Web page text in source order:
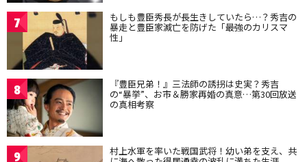
7 もしも豊臣秀長が長生きしていたら…？秀吉の
暴走と豊臣家滅亡を防げた「最強のカリスマ
性」
8 『豊臣兄弟！』三法師の誘拐は史実？秀吉
の“暴挙”、お市＆勝家再婚の真意…第30回放送
の真相考察
9 村上水軍を率いた戦国武将！幼い弟を支え、共